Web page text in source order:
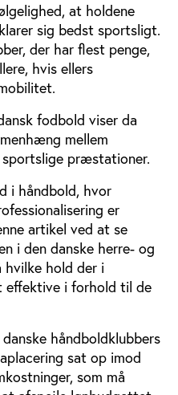
at holdene
sig bedst sportsligt.
der har flest penge,
hvis ellers
fodbold viser da
mellem
præstationer.
i håndbold, hvor
er
artikel ved at se
i den danske herre- og
hvilke hold der i
effektive i forhold til de
håndboldklubbers
sat op imod
som må